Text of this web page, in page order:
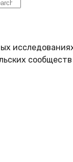
сообществ